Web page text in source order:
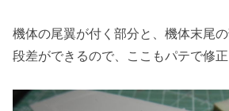
機体の尾翼が付く部分と、機体末尾
段差ができるので、ここもパテで修正